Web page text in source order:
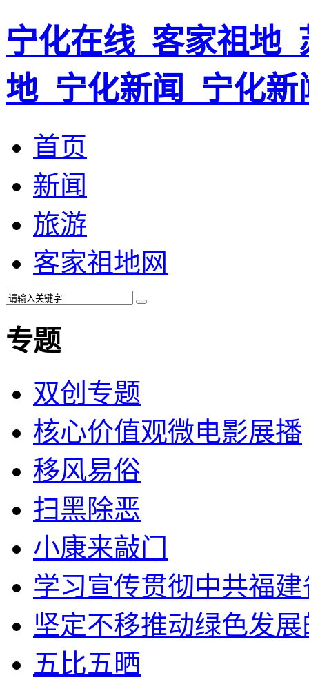
宁化在线_客家祖地
地_宁化新闻_宁化
首页
新闻
旅游
客家祖地网
专题
双创专题
核心价值观微电影展播
移风易俗
扫黑除恶
小康来敲门
学习宣传贯彻中共福
坚定不移推动绿色发
五比五晒